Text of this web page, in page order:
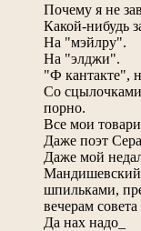
Почему я не
Какой-нибудь
На "мэйлру".
На "элджи".
"Ф кантакте",
Со
порно.
Все мои
Даже поэт
Даже мой
шпильками,
вечерам
Да нах надо_